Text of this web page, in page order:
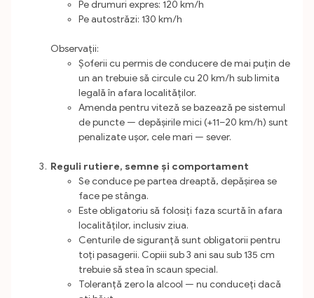
Pe drumuri expres: 120 km/h
Pe autostrăzi: 130 km/h
Observații:
Șoferii cu permis de conducere de mai puțin de
un an trebuie să circule cu 20 km/h sub limita
legală în afara localităților.
Amenda pentru viteză se bazează pe sistemul
de puncte — depășirile mici (+11–20 km/h) sunt
penalizate ușor, cele mari — sever.
Reguli rutiere, semne și comportament
Se conduce pe partea dreaptă, depășirea se
face pe stânga.
Este obligatoriu să folosiți faza scurtă în afara
localităților, inclusiv ziua.
Centurile de siguranță sunt obligatorii pentru
toți pasagerii. Copiii sub 3 ani sau sub 135 cm
trebuie să stea în scaun special.
Toleranță zero la alcool — nu conduceți dacă